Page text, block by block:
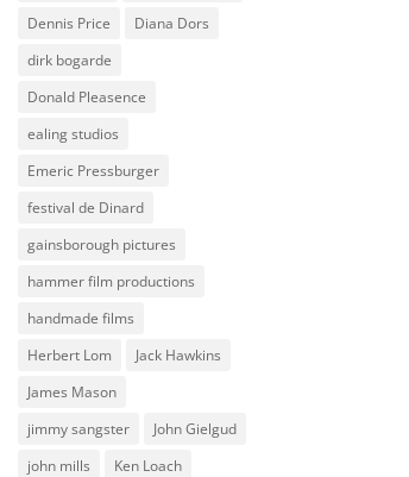
Dennis Price
Diana Dors
dirk bogarde
Donald Pleasence
ealing studios
Emeric Pressburger
festival de Dinard
gainsborough pictures
hammer film productions
handmade films
Herbert Lom
Jack Hawkins
James Mason
jimmy sangster
John Gielgud
john mills
Ken Loach